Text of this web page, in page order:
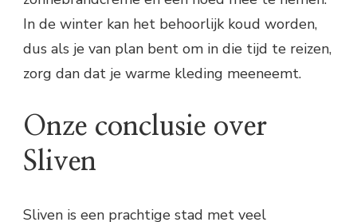
In de winter kan het behoorlijk koud worden,
dus als je van plan bent om in die tijd te reizen,
zorg dan dat je warme kleding meeneemt.
Onze conclusie over
Sliven
Sliven is een prachtige stad met veel